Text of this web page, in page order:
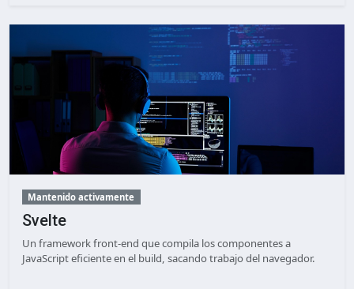
Mantenido activamente
Svelte
Un framework front-end que compila los componentes a
JavaScript eficiente en el build, sacando trabajo del navegador.